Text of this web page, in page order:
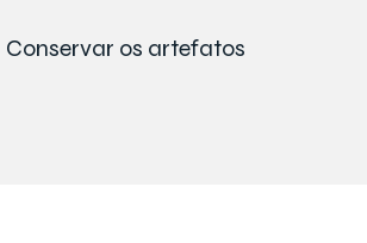
Conservar os artefatos